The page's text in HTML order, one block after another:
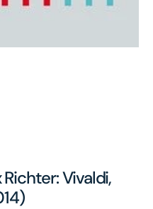
Vivaldi,